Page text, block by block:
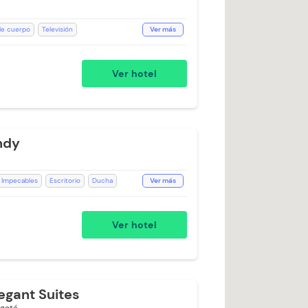
cuerpo
Televisión
Ducha
Ver más
Ver hotel
Escritorio
Ducha
Aceptan Niños
Ver más
Ver hotel
Suites